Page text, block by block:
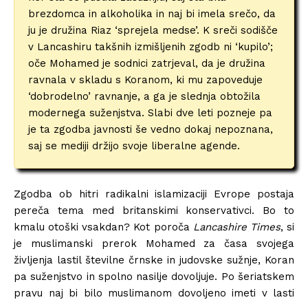
brezdomca in alkoholika in naj bi imela srečo, da
ju je družina Riaz ‘sprejela medse’. K sreči sodišče
v Lancashiru takšnih izmišljenih zgodb ni ‘kupilo’;
oče Mohamed je sodnici zatrjeval, da je družina
ravnala v skladu s Koranom, ki mu zapoveduje
‘dobrodelno’ ravnanje, a ga je slednja obtožila
modernega suženjstva. Slabi dve leti pozneje pa
je ta zgodba javnosti še vedno dokaj nepoznana,
saj se mediji držijo svoje liberalne agende.
Zgodba ob hitri radikalni islamizaciji Evrope postaja
pereča tema med britanskimi konservativci. Bo to
kmalu otoški vsakdan? Kot poroča Lancashire Times, si
je muslimanski prerok Mohamed za časa svojega
življenja lastil številne črnske in judovske sužnje, Koran
pa suženjstvo in spolno nasilje dovoljuje. Po šeriatskem
pravu naj bi bilo muslimanom dovoljeno imeti v lasti